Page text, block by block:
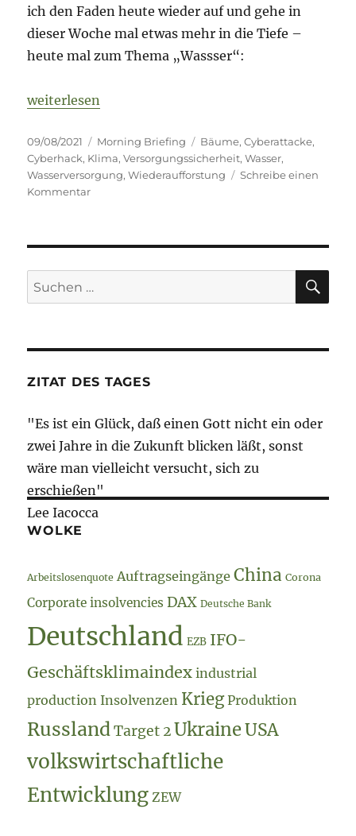
ich den Faden heute wieder auf und gehe in
dieser Woche mal etwas mehr in die Tiefe –
heute mal zum Thema „Wassser“:
„Morning Briefing – 9. August 2021 – Wasser – die
weiterlesen
Veröffentlicht
am
09/08/2021 Kategorien
Morning Briefing Schlagwörter
Bäume,Cyberattacke,
Cyberhack, Klima,Versorgungssicherheit,Wasser,
Wasserversorgung,Wiederaufforstung
Schreibe einen
Kommentarzu
August
2021
–
Grundlage
des
Suche
nach:
ZITAT DES TAGES
"Es ist ein Glück, daß einen Gott nicht ein oder
zwei Jahre in die Zukunft blicken läßt, sonst
wäre man vielleicht versucht, sich zu
erschießen"
Lee Iacocca
WOLKE
Arbeitslosenquote Auftragseingänge China Corona
Corporate insolvencies DAX Deutsche Bank
Deutschland EZB IFO-
Geschäftsklimaindex industrial
production Insolvenzen Krieg Produktion
Russland Target 2 Ukraine USA
volkswirtschaftliche
Entwicklung ZEW